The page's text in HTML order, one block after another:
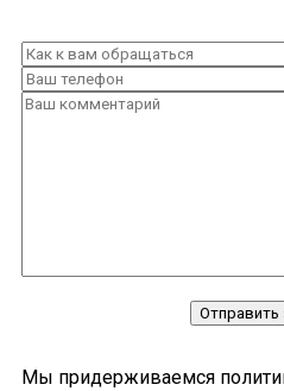
Отправить
Мы придерживаемся